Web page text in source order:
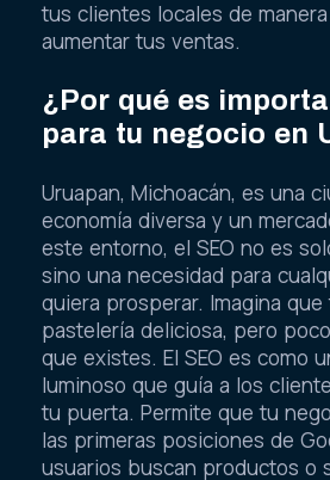
tus clientes locales de
aumentar tus ventas.
¿Por qué es
para tu negocio en
Uruapan, Michoacán, es una
economía diversa y un
este entorno, el SEO no es
sino una necesidad para
quiera prosperar. Imagina
pastelería deliciosa, pero
que existes. El SEO es como
luminoso que guía a los
tu puerta. Permite que tu
las primeras posiciones de
usuarios buscan productos o